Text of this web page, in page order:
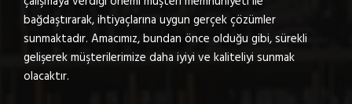
bağdaştırarak, ihtiyaçlarına uygun gerçek çözümler
sunmaktadır. Amacımız, bundan önce olduğu gibi, sürekli
gelişerek müşterilerimize daha iyiyi ve kaliteliyi sunmak
olacaktır.